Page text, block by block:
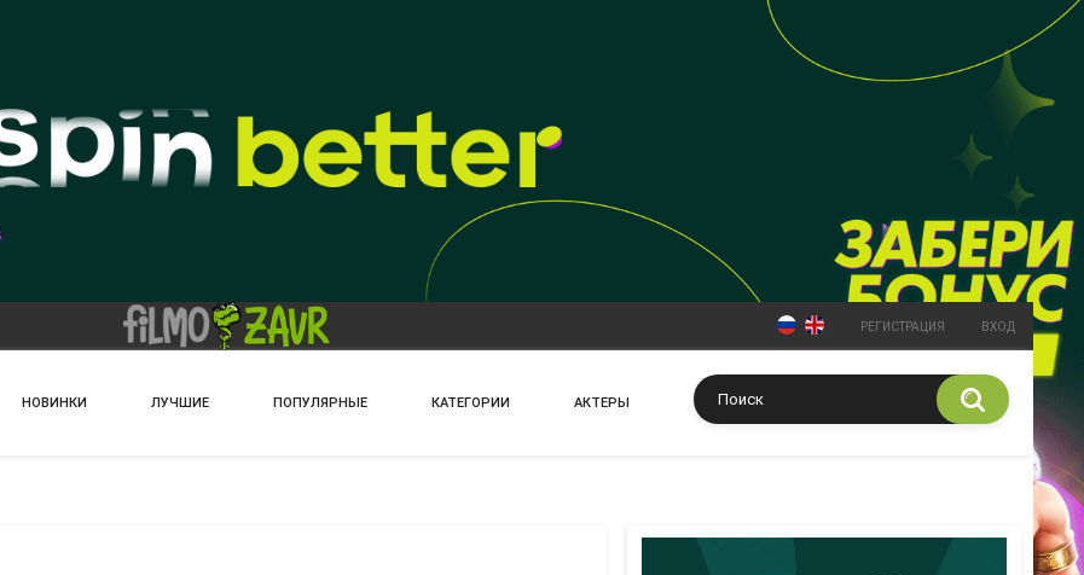
РЕГИСТРАЦИЯ ВХОД
НОВИНКИ ЛУЧШИЕ ПОПУЛЯРНЫЕ КАТЕГОРИИ АКТЕРЫ